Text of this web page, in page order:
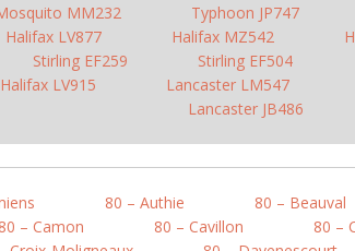
MM232 Typhoon JP747
Halifax LV877 Halifax MZ542
Stirling EF259 Stirling EF504
Halifax LV915 Lancaster LM547
Lancaster JB486
80 – Authie 80 – Beauval
80 – Camon 80 – Cavillon 80 –